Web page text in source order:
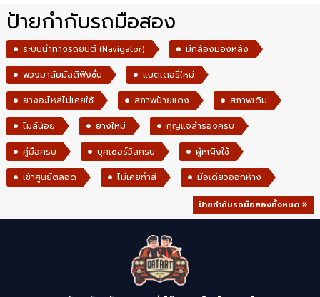
ป้ายกำกับรถมือสอง
ระบบนำทางรถยนต์ (Navigator)
มีกล้องมองหลัง
พวงมาลัยมัลติฟังชั่น
แบตเตอรี่ใหม่
ยางอะไหล่ไม่เคยใช้
สภาพป้ายแดง
สภาพเดิม
ไมล์น้อย
ยางใหม่
กุญแจสำรองครบ
คู่มือครบ
บุคเซอร์วิสครบ
ผู้หญิงใช้
เข้าศูนย์ตลอด
ไม่เคยทำสี มือเดียวออกห้าง
ป้ายกำกับรถมือสองทั้งหมด »